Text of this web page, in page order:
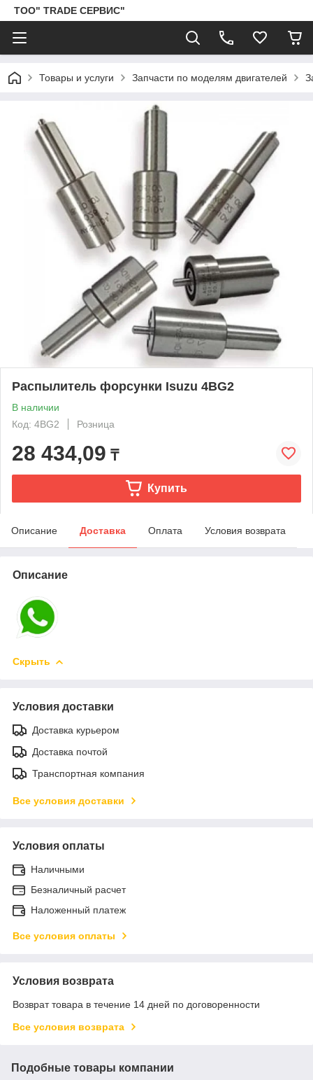
ТОО" TRADE СЕРВИС"
Товары и услуги Запчасти по моделям двигателей
Распылитель форсунки Isuzu 4BG2
В наличии
Код: 4BG2
Розница
28 434,09 ₸
Купить
Описание Доставка Оплата Условия возврата
Описание
Скрыть
Условия доставки
Доставка курьером
Доставка почтой
Транспортная компания
Все условия доставки
Условия оплаты
Наличными
Безналичный расчет
Наложенный платеж
Все условия оплаты
Условия возврата
Возврат товара в течение 14 дней по договоренности
Все условия возврата
Подобные товары компании